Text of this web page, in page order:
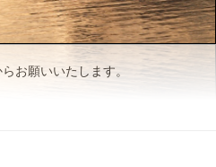
お願いいたします。